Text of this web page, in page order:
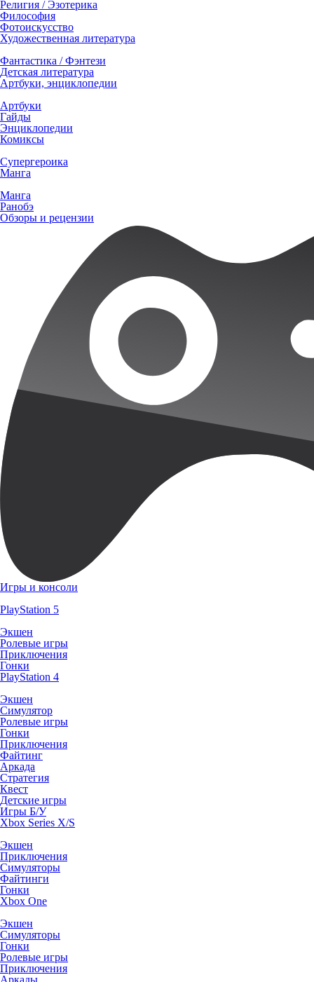
Религия / Эзотерика
Философия
Фотоискусство
Художественная литература
Фантастика / Фэнтези
Детская литература
Артбуки, энциклопедии
Артбуки
Гайды
Энциклопедии
Комиксы
Супергероика
Манга
Манга
Ранобэ
Обзоры и рецензии
Игры и консоли
PlayStation 5
Экшен
Ролевые игры
Приключения
Гонки
PlayStation 4
Экшен
Симулятор
Ролевые игры
Гонки
Приключения
Файтинг
Аркада
Стратегия
Квест
Детские игры
Игры Б/У
Xbox Series X/S
Экшен
Приключения
Симуляторы
Файтинги
Гонки
Xbox One
Экшен
Симуляторы
Гонки
Ролевые игры
Приключения
Аркады